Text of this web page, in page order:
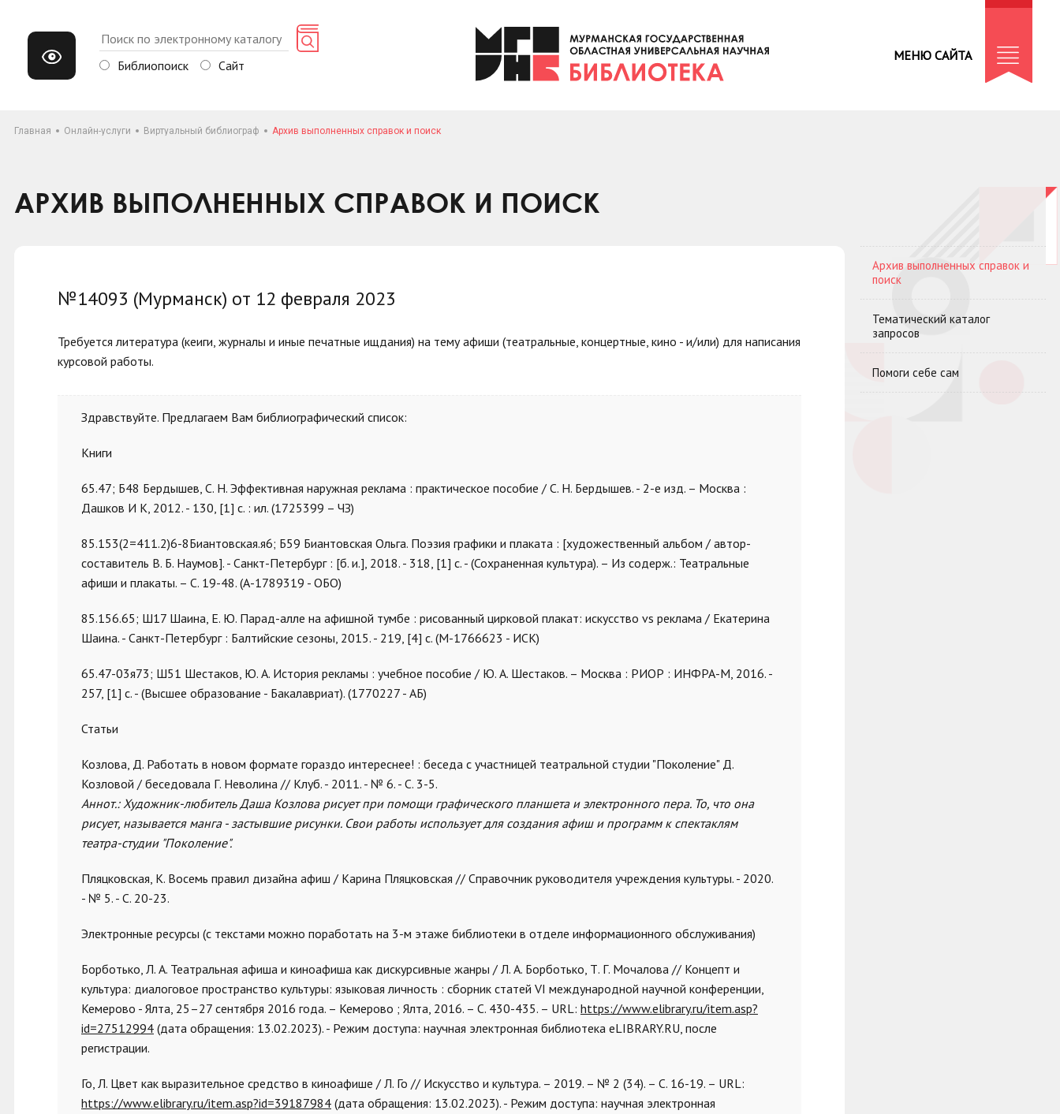
Библиопоиск Сайт
МЕНЮ САЙТА
Главная Онлайн-услуги Виртуальный библиограф Архив выполненных справок и поиск
АРХИВ ВЫПОЛНЕННЫХ СПРАВОК И ПОИСК
№14093 (Мурманск) от 12 февраля 2023
Требуется литература (кеиги, журналы и иные печатные ищдания) на тему афиши (театральные, концертные, кино - и/или) для написания
курсовой работы.
Здравствуйте. Предлагаем Вам библиографический список:
Книги
65.47; Б48 Бердышев, С. Н. Эффективная наружная реклама : практическое пособие / С. Н. Бердышев. - 2-е изд. – Москва :
Дашков И К, 2012. - 130, [1] с. : ил. (1725399 – ЧЗ)
85.153(2=411.2)6-8Биантовская.я6; Б59 Биантовская Ольга. Поэзия графики и плаката : [художественный альбом / автор-
составитель В. Б. Наумов]. - Санкт-Петербург : [б. и.], 2018. - 318, [1] с. - (Сохраненная культура). – Из содерж.: Театральные
афиши и плакаты. – С. 19-48. (А-1789319 - ОБО)
85.156.65; Ш17 Шаина, Е. Ю. Парад-алле на афишной тумбе : рисованный цирковой плакат: искусство vs реклама / Екатерина
Шаина. - Санкт-Петербург : Балтийские сезоны, 2015. - 219, [4] с. (М-1766623 - ИСК)
65.47-03я73; Ш51 Шестаков, Ю. А. История рекламы : учебное пособие / Ю. А. Шестаков. – Москва : РИОР : ИНФРА-М, 2016. -
257, [1] с. - (Высшее образование - Бакалавриат). (1770227 - АБ)
Статьи
Козлова, Д. Работать в новом формате гораздо интереснее! : беседа с участницей театральной студии "Поколение" Д.
Козловой / беседовала Г. Неволина // Клуб. - 2011. - № 6. - С. 3-5.
Аннот.: Художник-любитель Даша Козлова рисует при помощи графического планшета и электронного пера. То, что она
рисует, называется манга - застывшие рисунки. Свои работы использует для создания афиш и программ к спектаклям
театра-студии "Поколение".
Пляцковская, К. Восемь правил дизайна афиш / Карина Пляцковская // Справочник руководителя учреждения культуры. - 2020.
- № 5. - С. 20-23.
Электронные ресурсы (с текстами можно поработать на 3-м этаже библиотеки в отделе информационного обслуживания)
Борботько, Л. А. Театральная афиша и киноафиша как дискурсивные жанры / Л. А. Борботько, Т. Г. Мочалова // Концепт и
культура: диалоговое пространство культуры: языковая личность : сборник статей VI международной научной конференции,
Кемерово - Ялта, 25–27 сентября 2016 года. – Кемерово ; Ялта, 2016. – С. 430-435. – URL: https://www.elibrary.ru/item.asp?
id=27512994 (дата обращения: 13.02.2023). - Режим доступа: научная электронная библиотека eLIBRARY.RU, после
регистрации.
Го, Л. Цвет как выразительное средство в киноафише / Л. Го // Искусство и культура. – 2019. – № 2 (34). – С. 16-19. – URL:
https://www.elibrary.ru/item.asp?id=39187984 (дата обращения: 13.02.2023). - Режим доступа: научная электронная
Архив выполненных справок и
поиск
Тематический каталог
запросов
Помоги себе сам